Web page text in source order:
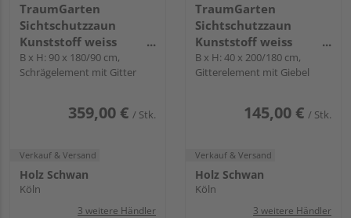
TraumGarten
Sichtschutzzaun
Kunststoff weiss
"LONGLIFE RIVA"
B x H: 90 x 180/90 cm,
Schrägelement mit Gitter
359,00 € / Stk.
Verkauf & Versand
Holz Schwan
Köln
3 weitere Händler
TraumGarten
Sichtschutzzaun
Kunststoff weiss
"LONGLIFE"
B x H: 40 x 200/180 cm,
Gitterelement mit Giebel
145,00 € / Stk.
Verkauf & Versand
Holz Schwan
Köln
3 weitere Händler